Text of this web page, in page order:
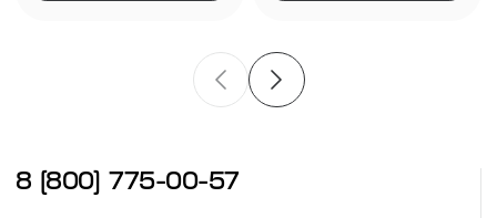
8 (800) 775-00-57